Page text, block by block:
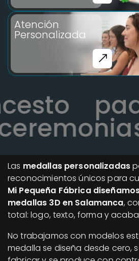
Atención
Personalizada
Las medallas personalizadas
reconocimientos únicos para
Mi Pequeña Fábrica
medallas 3D en Salamanca,
total: logo, texto, forma y
No trabajamos con modelos
medalla se diseña desde cero,